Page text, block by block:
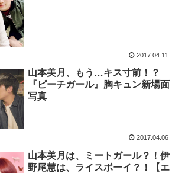
2017.04.11
山本美月、もう…キス寸前！？
『ピーチガール』胸キュン新場面
写真
2017.04.06
山本美月は、ミートガール？！伊
野尾慧は、ライスボーイ？！【エ